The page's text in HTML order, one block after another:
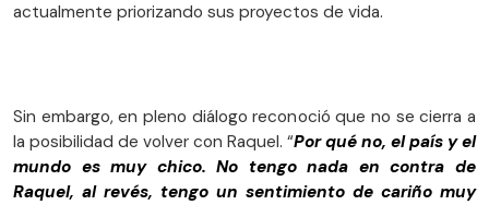
actualmente priorizando sus proyectos de vida.
Sin embargo, en pleno diálogo reconoció que no se cierra a
la posibilidad de volver con Raquel. “Por qué no, el país y el
mundo es muy chico. No tengo nada en contra de
Raquel, al revés, tengo un sentimiento de cariño muy